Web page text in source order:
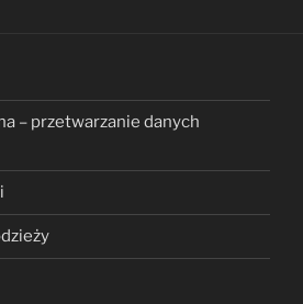
– przetwarzanie danych